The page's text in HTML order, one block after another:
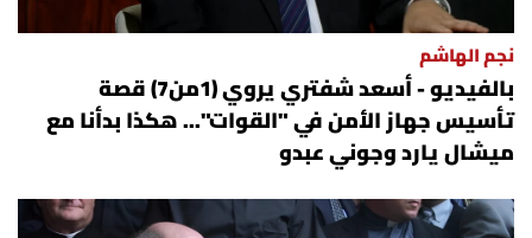
نجم الهاشم
بالفيديو - أسعد شفتري يروي (1من7) قصة
تأسيس جهاز الأمن في "القوات"... هكذا بدأنا مع
ميشال يارد وجوني عبدو